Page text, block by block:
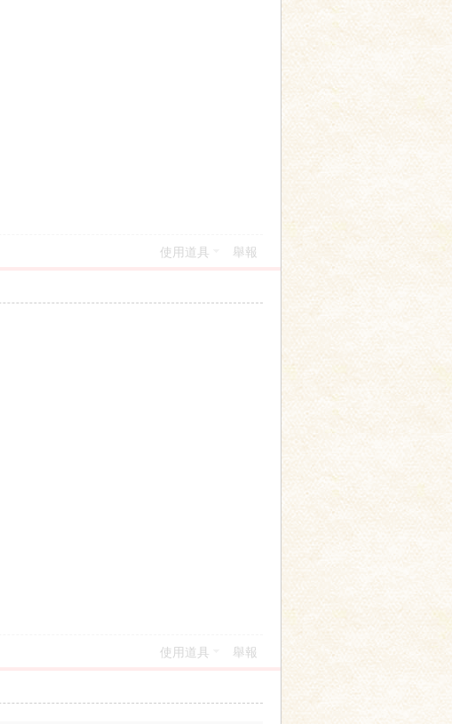
使用道具 舉報
使用道具 舉報